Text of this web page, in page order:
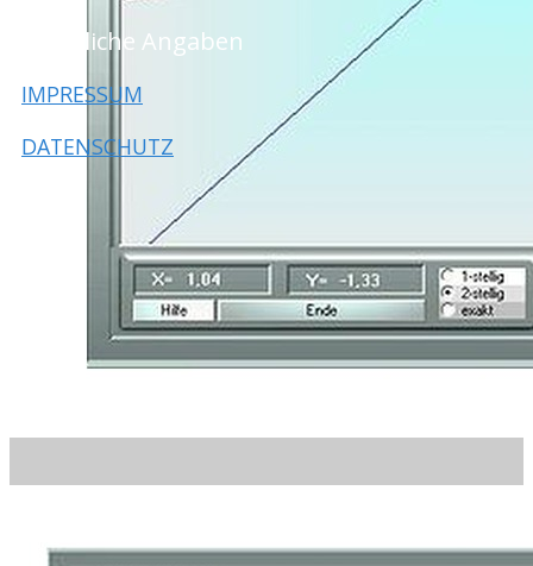
Rechtliche Angaben
IMPRESSUM
DATENSCHUTZ